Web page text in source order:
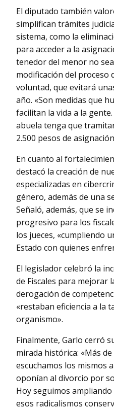
El diputado también
simplifican trámites
sistema, como la
para acceder a la
tenedor del menor no
modificación del proceso
voluntad, que evitará
año. «Son medidas que
facilitan la vida a la
abuela tenga que
2.500 pesos de
En cuanto al
destacó la creación de
especializadas en
género, además de una
Señaló, además, que se
progresivo para los
los jueces, «cumpliendo
Estado con quienes
El legislador celebró la
de Fiscales para mejorar
derogación de
«restaban eficiencia a la
organismo».
Finalmente, Garlo cerró
mirada histórica: «Más
escuchamos los mismos
oponían al divorcio por
Hoy seguimos
esos radicalismos